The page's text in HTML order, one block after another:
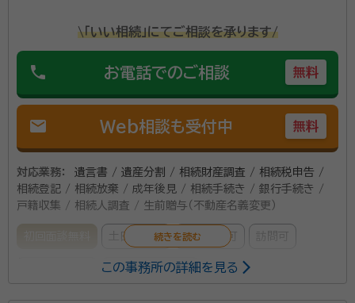
\「いい相続」にてご相談を承ります/
phone お電話でのご相談 無料
mail Web相談も受付中 無料
対応業務：
遺言書 / 遺産分割 / 相続財産調査 / 相続税申告 /
相続登記 / 相続放棄 / 成年後見 / 相続手続き / 銀行手続き /
戸籍収集 / 相続人調査 / 生前贈与（不動産名義変更）
土日相談可 電話相談可 訪問可
オンライン面談可
この事務所の詳細を見る